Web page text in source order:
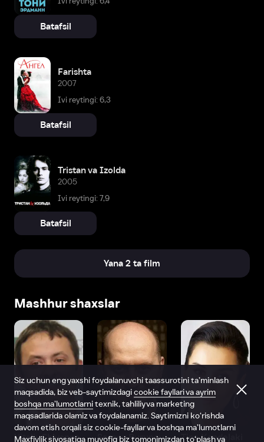
Batafsil
Farishta
2007
Ivi reytingi: 6,3
Batafsil
Tristan va Izolda
2005
Ivi reytingi: 7,9
Batafsil
Yana 2 ta film
Mashhur shaxslar
Vitaliy Shlyappo Sergey Burunov Tina Kandelaki
Siz uchun eng yaxshi foydalanuvchi taassurotini ta’minlash
maqsadida, biz veb-saytimizdagicookie fayllari va ayrim
boshqa ma’lumotlarnitexnik, tahliliy va marketing
maqsadlarida olamiz va foydalanamiz. Saytimizni ko‘rishda
davom etish orqali siz cookie-fayllar va boshqa ma’lumotlarni
Maxfiylik siyosatiga muvofiq biz tomonimizdan to‘plash va